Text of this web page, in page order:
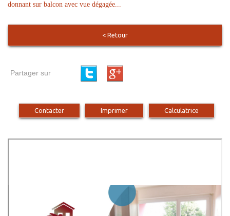
donnant sur balcon avec vue dégagée...
< Retour
Partager sur
Contacter Imprimer Calculatrice